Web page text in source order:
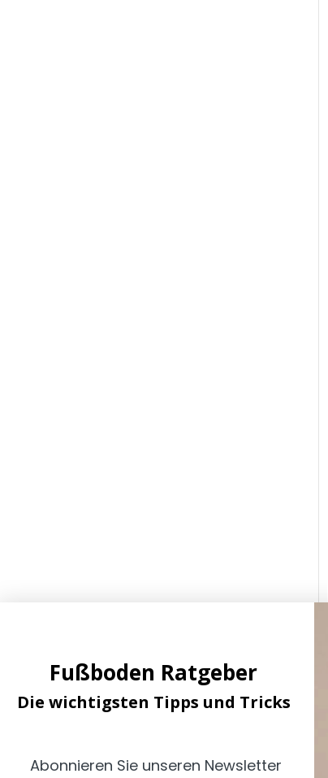
Zertifizierter und geprüfter Shop
Fußboden Ratgeber
Die wichtigsten Tipps und Tricks
Abonnieren Sie unseren Newsletter